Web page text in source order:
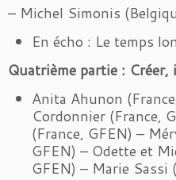
– Michel Simonis
En écho : Le temps
Quatrième partie : Créer,
Anita Ahunon
Cordonnier (France,
(France, GFEN) –
GFEN) – Odette et
GFEN) – Marie Sassi